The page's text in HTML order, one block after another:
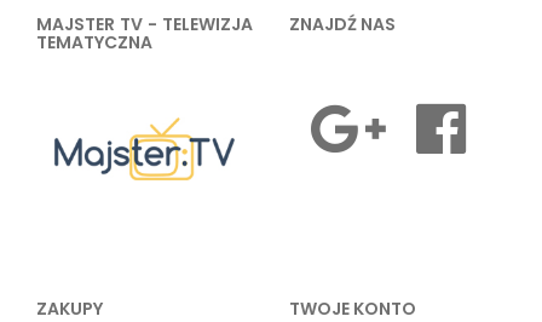
MAJSTER TV - TELEWIZJA
TEMATYCZNA
ZNAJDŹ NAS
ZAKUPY TWOJE KONTO